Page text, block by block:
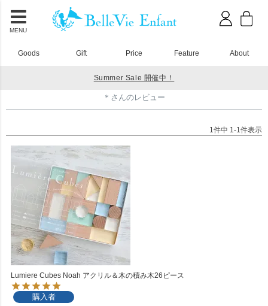
MENU
Goods Gift Price Feature About
Summer Sale 開催中！
＊さんのレビュー
1 件中 1 -1 件表示
Lumiere Cubes Noah アクリル＆木の積み木26ピース
購入者